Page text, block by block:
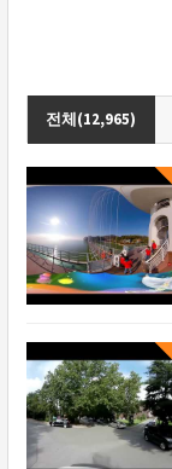
전체(12,965)